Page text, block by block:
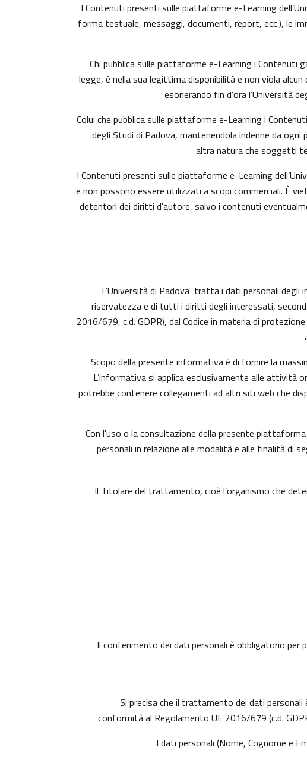
I Contenuti presenti sulle piattaforme e-Learning
forma testuale, messaggi, documenti, report, ecc.), le
Chi pubblica sulle piattaforme e-Learning i Contenuti
legge, è nella sua legittima disponibilità e non viola
esonerando fin d'ora l’Università
Colui che pubblica sulle piattaforme e-Learning i
degli Studi di Padova, mantenendola indenne da
altra natura che soggetti
I Contenuti presenti sulle piattaforme e-Learning
e non possono essere utilizzati a scopi commerciali. È
detentori dei diritti d'autore, salvo i contenuti
L’Università di Padova tratta i dati personali
riservatezza e di tutti i diritti degli interessati,
2016/679, c.d. GDPR), dal Codice in materia di
Scopo della presente informativa è di fornire la
L’informativa si applica esclusivamente alle
potrebbe contenere collegamenti ad altri siti web che
Con l'uso o la consultazione della presente
personali in relazione alle modalità e alle finalità di
Il Titolare del trattamento, cioè l’organismo che
Il conferimento dei dati personali è obbligatorio
Si precisa che il trattamento dei dati
conformità al Regolamento UE 2016/679 (c.d.
I dati personali (Nome, Cognome e